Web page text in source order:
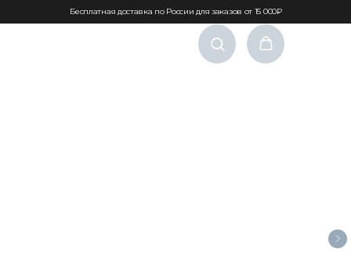
Бесплатная доставка по России для заказов от 15 000₽